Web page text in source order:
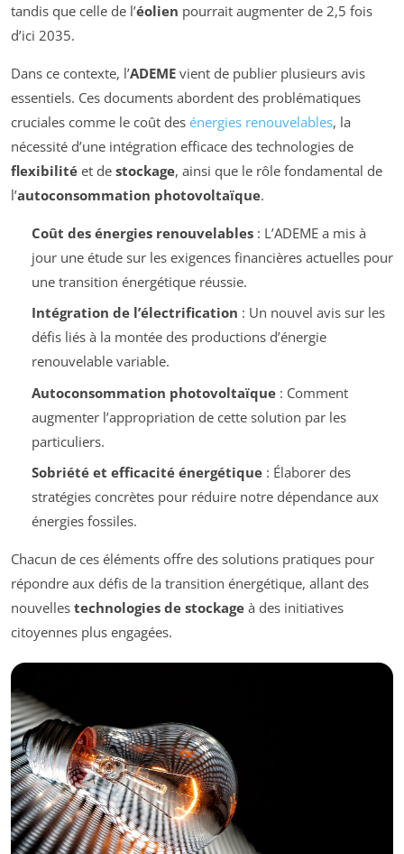
tandis que celle de l’éolien pourrait augmenter de 2,5 fois
d’ici 2035.
Dans ce contexte, l’ADEME vient de publier plusieurs avis
essentiels. Ces documents abordent des problématiques
cruciales comme le coût des énergies renouvelables, la
nécessité d’une intégration efficace des technologies de
flexibilité et de stockage, ainsi que le rôle fondamental de
l’autoconsommation photovoltaïque.
Coût des énergies renouvelables: L’ADEME a mis à
jour une étude sur les exigences financières actuelles pour
une transition énergétique réussie.
Intégration de l’électrification : Un nouvel avis sur les
défis liés à la montée des productions d’énergie
renouvelable variable.
Autoconsommation photovoltaïque: Comment
augmenter l’appropriation de cette solution par les
particuliers.
Sobriété et efficacité énergétique: Élaborer des
stratégies concrètes pour réduire notre dépendance aux
énergies fossiles.
Chacun de ces éléments offre des solutions pratiques pour
répondre aux défis de la transition énergétique, allant des
nouvelles technologies de stockage à des initiatives
citoyennes plus engagées.